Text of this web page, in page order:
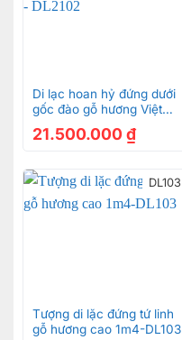
Di lạc hoan hỷ đứng dưới
gốc đào gỗ hương Việt
21.500.000 ₫
DL103
Tượng di lặc đứng tứ linh
gỗ hương cao 1m4-DL103